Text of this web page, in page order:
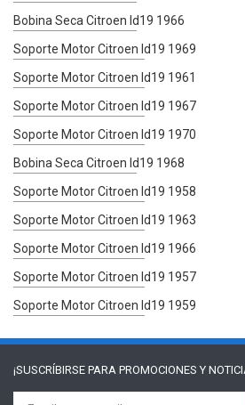
Bobina Seca Citroen Id19 1966
Soporte Motor Citroen Id19 1969
Soporte Motor Citroen Id19 1961
Soporte Motor Citroen Id19 1967
Soporte Motor Citroen Id19 1970
Bobina Seca Citroen Id19 1968
Soporte Motor Citroen Id19 1958
Soporte Motor Citroen Id19 1963
Soporte Motor Citroen Id19 1966
Soporte Motor Citroen Id19 1957
Soporte Motor Citroen Id19 1959
¡SUSCRÍBIRSE PARA PROMOCIONES Y